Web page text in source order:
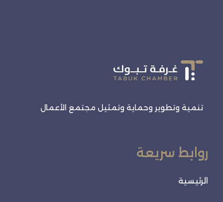
تنمية وتطوير وحماية وتمثيل مجتمع الأعمال
روابط سريعة
الرئيسية